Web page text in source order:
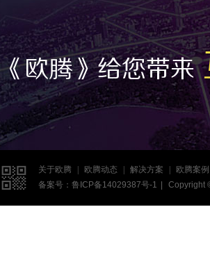
《欧腾》给您带来
 关于欧腾 欧腾动态 解决方案 欧腾案例
备案号： 鲁ICP备14029387号-1 Copyright